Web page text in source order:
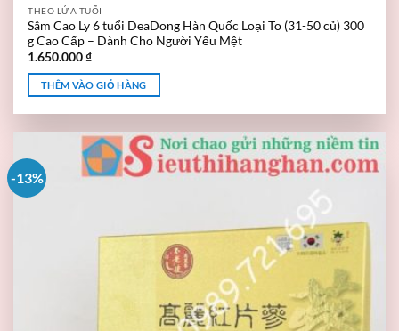
THEO LỨA TUỔI
Sâm Cao Ly 6 tuổi DeaDong Hàn Quốc Loại To (31-50 củ) 300
g Cao Cấp – Dành Cho Người Yếu Mệt
1.650.000₫
THÊM VÀO GIỎ HÀNG
-13%